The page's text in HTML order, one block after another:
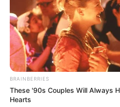
Shocking Turn Of Event:
Controversial Careers
BRAINBERRIES
BRAINBERRIES
These '90s Couples Will Always
Hearts